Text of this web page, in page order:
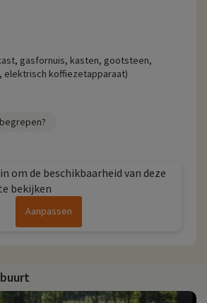
gasfornuis, kasten, gootsteen,
elektrisch koffiezetapparaat)
om de beschikbaarheid van deze
bekijken
Aanpassen